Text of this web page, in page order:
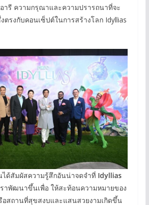
ารี ความกรุณาและความปรารถนาที่จะ
ตรงกับคอนเซ็ปต์ในการสร้างโลก Idyllias
ได้สัมผัสความรู้สึกอันน่าจดจำที่ Idyllias
าพัฒนาขึ้นเพื่อ ให้สะท้อนความหมายของ
สถานที่สุขสงบและแสนสวยงามเกิดขึ้น